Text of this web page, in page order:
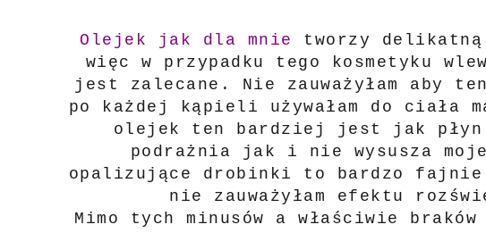
Olejek jak dla mnie tworzy
więc w przypadku tego kosmetyku
jest zalecane. Nie zauważyłam aby
po każdej kąpieli używałam do
olejek ten bardziej jest jak płyn
podrażnia jak i nie wysusza
opalizujące drobinki to bardzo fajnie
nie zauważyłam efektu
Mimo tych minusów a właściwie